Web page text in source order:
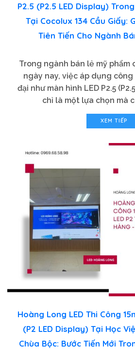
P2.5 (P2.5 LED Display)
Tại Cocolux 134 Cầu Giấy:
Tiên Tiến Cho Ngành
Trong ngành bán lẻ mỹ phẩm
ngày nay, việc áp dụng
đại như màn hình LED P2.5
chỉ là một lựa chọn mà
XEM TIẾP
Hoàng Long LED Thi Công
(P2 LED Display) Tại Học
Chùa Bộc: Bước Tiến Mới